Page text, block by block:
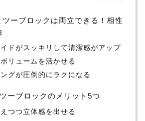
ツーブロックは両立できる！相性
ドがスッキリして清潔感がアップ
ボリュームを活かせる
グが圧倒的にラクになる
ーブロックのメリット5つ
つつ立体感を出せる